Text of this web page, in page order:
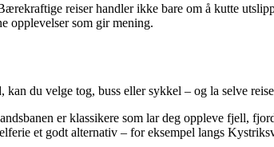
reiser handler ikke bare om å kutte
opplevelser som gir mening.
du velge tog, buss eller sykkel – og la selve
er klassikere som lar deg oppleve fjell,
et godt alternativ – for eksempel langs